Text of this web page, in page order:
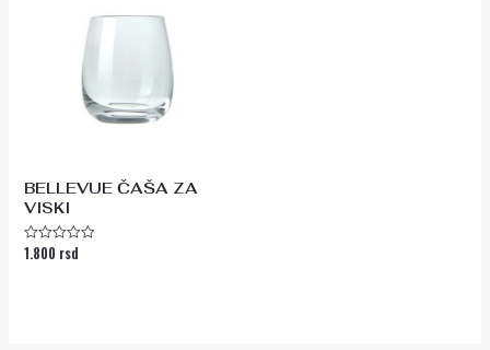
BELLEVUE ČAŠA ZA
VISKI
Ocenjeno
1.800 rsd